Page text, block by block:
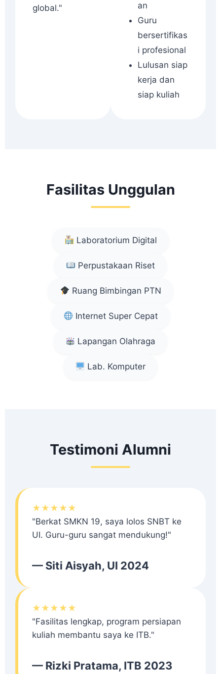
global."
an
Guru
bersertifikas
i profesional
Lulusan siap
kerja dan
siap kuliah
Fasilitas Unggulan
Laboratorium Digital
Perpustakaan Riset
Ruang Bimbingan PTN
Internet Super Cepat
Lapangan Olahraga
Lab. Komputer
Testimoni Alumni
★★★★★
"Berkat SMKN 19, saya lolos SNBT ke
UI. Guru-guru sangat mendukung!"
— Siti Aisyah, UI 2024
★★★★★
"Fasilitas lengkap, program persiapan
kuliah membantu saya ke ITB."
— Rizki Pratama, ITB 2023